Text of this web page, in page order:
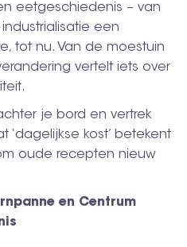
eetgeschiedenis – van
een
tot nu. Van de moestuin
vertelt iets over
je bord en vertrek
‘dagelijkse kost’ betekent
oude recepten nieuw
en Centrum